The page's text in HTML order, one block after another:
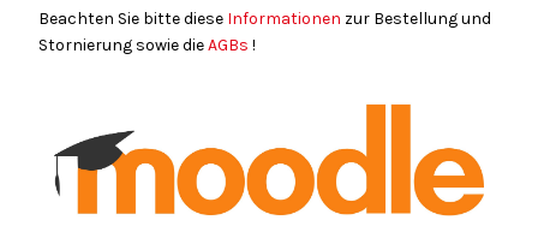
Beachten Sie bitte diese Informationen zur Bestellung und
Stornierung sowie dieAGBs !